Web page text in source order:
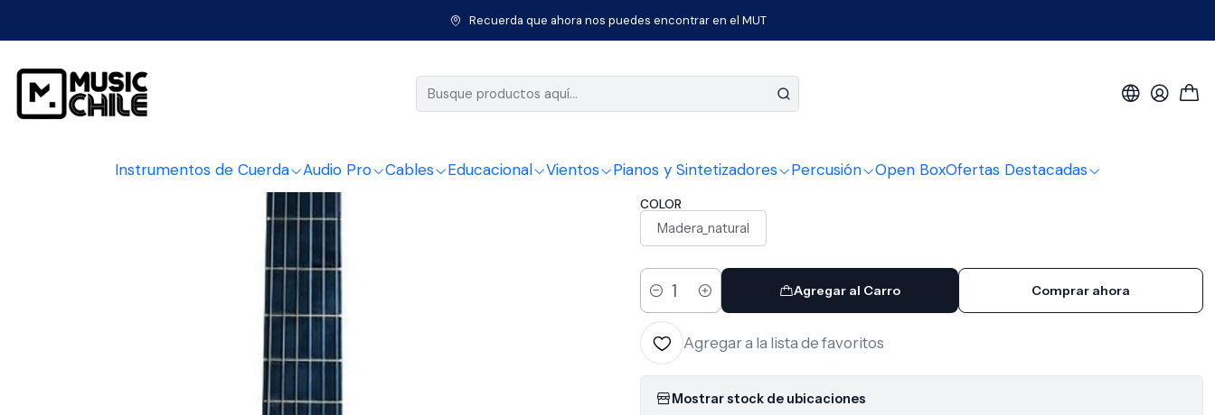
Instrumentos de Cuerda Audio Pro Cables Educacional Vientos Pianos y Sintetizadores Percusión Open BoxOfertas Destacadas
Recuerda que ahora nos puedes encontrar en el MUT
Guitarras Guitarra Electroacústica Nylon Guitarra Electroacústica Bilbao BIL-600CE-NT + Funda
|
Guitarra Electroacústica Bilbao
COLOR
Madera_natural
Cantidad
Agregar al Carro Comprar ahora
Agregar a la lista de favoritos
Mostrar stock de ubicaciones